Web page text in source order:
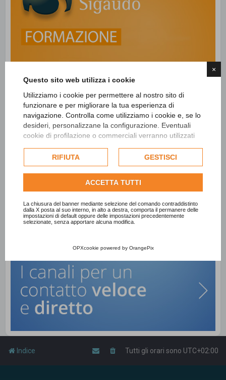
×
Questo sito web utilizza i cookie
Utilizziamo i cookie per permettere al nostro sito di
funzionare e per migliorare la tua esperienza di
navigazione. Controlla come utilizziamo i cookie e, se lo
desideri, personalizzane la configurazione. Eventuali
cookie di profilazione o commerciali verranno utilizzati
dell'utente e, se consentito, potrebbero essere utilizzati
per personalizzare gli annunci pubblicitari. Per ulteriori
informazioni su come Google utilizza i dati raccolti,
politica sulla privacy di Google
Consulta l'informativa cookie completa.
RIFIUTA GESTISCI
ACCETTA TUTTI
La chiusura del banner mediante selezione del comando contraddistinto
dalla X posta al suo interno, in alto a destra, comporta il permanere delle
impostazioni di default oppure delle impostazioni precedentemente
selezionate, senza apportare alcuna modifica.
OPXcookie powered by OrangePix
Indice Tutti gli orari sono UTC+02:00